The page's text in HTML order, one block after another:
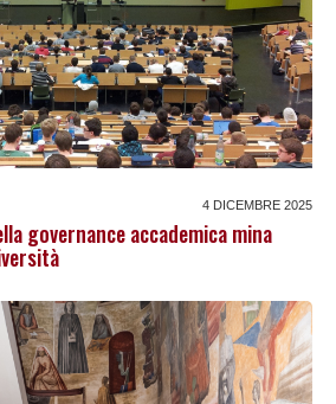
4 DICEMBRE 2025
governance accademica mina